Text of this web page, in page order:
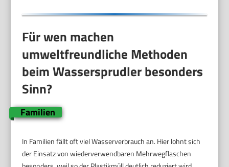
Für wen machen
umweltfreundliche Methoden
beim Wassersprudler besonders
Sinn?
Familien
In Familien fällt oft viel Wasserverbrauch an. Hier lohnt sich
der Einsatz von wiederverwendbaren Mehrwegflaschen